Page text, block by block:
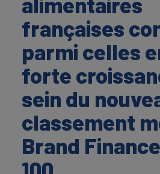
françaises
parmi celles
forte
sein du
classement
Brand